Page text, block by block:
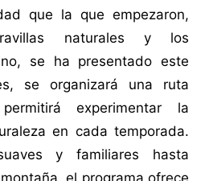
que la que empezaron,
naturales y los
se ha presentado este
se organizará una ruta
experimentar la
en cada temporada.
y familiares hasta
el programa ofrece